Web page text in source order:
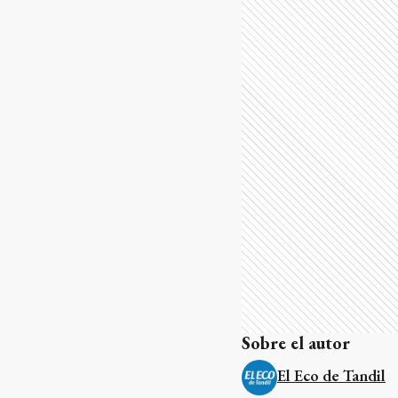
Sobre el autor
El Eco de Tandil